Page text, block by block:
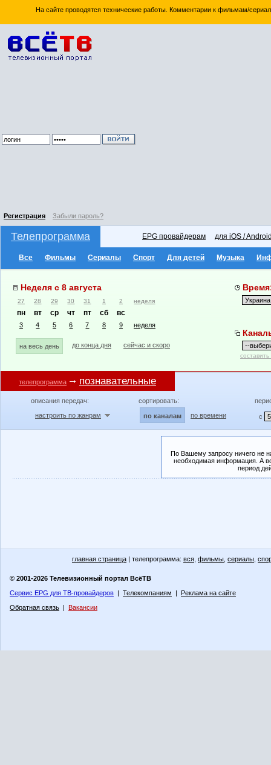
На сайте проводятся технические работы. Комментарии к фильмам/
Регистрация Забыли пароль?
Телепрограмма EPG провайдерам для iOS /
Все Фильмы Сериалы Спорт Для детей Музыка
Неделя с 8 августа
27 28 29 30 31 1 2 неделя
пн вт ср чт пт сб вс
3 4 5 6 7 8 9 неделя
на весь день до конца дня сейчас и скоро
телепрограмма познавательные
описания передач:
настроить по жанрам
сортировать:
по каналам по времени с
По Вашему запросу ничего не
необходимая информация. А
период
главная страница | телепрограмма: вся фильмы сериалы
© 2001-2026 Телевизионный портал ВсёТВ
Сервис EPG для ТВ-провайдеров | Телекомпаниям | Реклама на сайте
Обратная связь | Вакансии